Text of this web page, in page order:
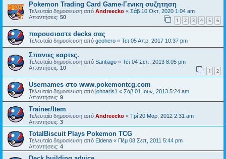
Pokemon Trading Card Game-Γενικη συζητηση
Τελευταία δημοσίευση από Andreecko « Σάβ 10 Οκτ, 2020 1:04 am
Απαντήσεις: 50 1 2 3 4 5 6
παρουσιαστε decks σας
Τελευταία δημοσίευση από geohero « Τετ 05 Απρ, 2017 10:37 pm
Σπανιες καρτες.
Τελευταία δημοσίευση από Santiago « Τετ 04 Σεπ, 2013 8:05 pm
Απαντήσεις: 10 1 2
Usernames στο www.pokemontcg.com
Τελευταία δημοσίευση από johnaris1 « Σάβ 01 Ιουν, 2013 5:24 am
Απαντήσεις: 9
Trainer/Item
Τελευταία δημοσίευση από Andreecko « Τρί 20 Μαρ, 2012 2:31 am
Απαντήσεις: 3
TotalBiscuit Plays Pokemon TCG
Τελευταία δημοσίευση από Eldena « Πέμ 08 Σεπ, 2011 5:44 pm
Απαντήσεις: 4